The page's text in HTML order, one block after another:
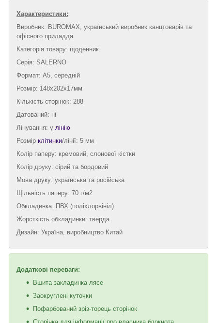
Характеристики:
Виробник: BUROMAX, український виробник канцтоварів та
офісного приладдя
Категорія товару: щоденник
Серія: SALERNO
Формат: А5, середній
Розмір: 148х202х17мм
Кількість сторінок: 288
Датований: ні
Лінування: у лінію
Розмір клітинки/лінії: 5 мм
Колір паперу: кремовий, слонової кістки
Колір друку: сірий та бордовий
Мова друку: українська та російська
Щільність паперу: 70 г/м2
Обкладинка: ПВХ (поліхлорвініл)
Жорсткість обкладинки: тверда
Дизайн: Україна, виробництво Китай
Додаткові переваги:
Вшита закладинка-лясе
Заокруглені куточки
Пофарбований зріз-торець сторінок